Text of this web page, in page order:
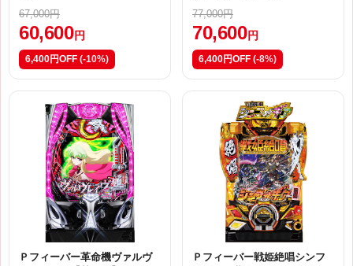
67,000円
60,600 円
6,400円OFF (-10%)
77,000円
70,600 円
6,400円OFF (-8%)
Ｐフィーバー革命機ヴァルヴ
Ｐフィーバー戦姫絶唱シンフ